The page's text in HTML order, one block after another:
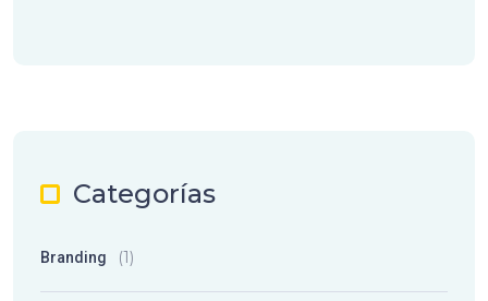
Categorías
Branding (1)